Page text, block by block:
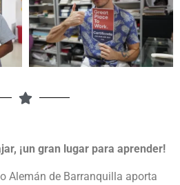
¡un gran lugar para aprender!
Alemán de Barranquilla aporta